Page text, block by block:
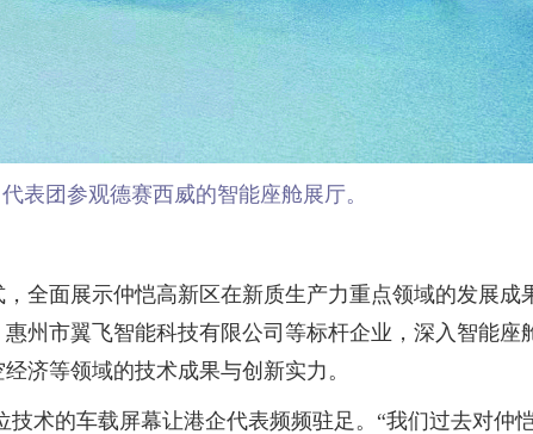
代表团参观德赛西威的智能座舱展厅。
面展示仲恺高新区在新质生产力重点领域的发展成
州市翼飞智能科技有限公司等标杆企业，深入智能
济等领域的技术成果与创新实力。
的车载屏幕让港企代表频频驻足。“我们过去对仲